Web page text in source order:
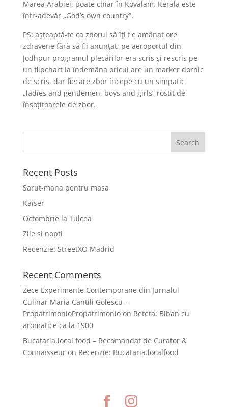
Marea Arabiei, poate chiar în Kovalam. Kerala este
într‑adevăr „God’s own country”.
PS: aşteaptă-te ca zborul să îţi fie amânat ore
zdravene fără să fii anunţat; pe aeroportul din
Jodhpur programul plecărilor era scris şi rescris pe
un flipchart la îndemâna oricui are un marker dornic
de scris, dar fiecare zbor începe cu un simpatic
„ladies and gentlemen, boys and girls” rostit de
însoţitoarele de zbor.
Recent Posts
Sarut-mana pentru masa
Kaiser
Octombrie la Tulcea
Zile si nopti
Recenzie: StreetXO Madrid
Recent Comments
Zece Experimente Contemporane din Jurnalul
Culinar Maria Cantili Golescu -
PropatrimonioPropatrimonioon Reteta: Biban cu
aromatice ca la 1900
Bucataria.local food – Recomandat de Curator &
Connaisseuron Recenzie: Bucataria.localfood